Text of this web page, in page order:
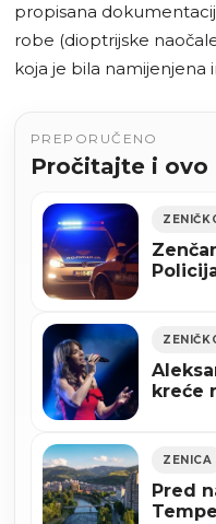
propisana
robe (dioptrijske
koja je bila namijenjena
PREPORUČENO
Pročitajte i ovo
kreće
Tuzli
ZENICA
Pred